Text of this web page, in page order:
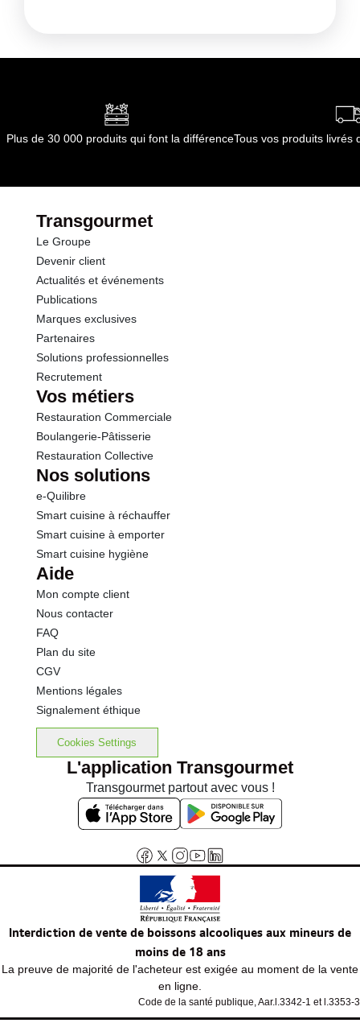
Plus de 30 000 produits qui font la différenceTous vos produits livrés
Transgourmet
Le Groupe
Devenir client
Actualités et événements
Publications
Marques exclusives
Partenaires
Solutions professionnelles
Recrutement
Vos métiers
Restauration Commerciale
Boulangerie-Pâtisserie
Restauration Collective
Nos solutions
e-Quilibre
Smart cuisine à réchauffer
Smart cuisine à emporter
Smart cuisine hygiène
Aide
Mon compte client
Nous contacter
FAQ
Plan du site
CGV
Mentions légales
Signalement éthique
Cookies Settings
L'application Transgourmet
Transgourmet partout avec vous !
Interdiction de vente de boissons alcooliques aux mineurs de
moins de 18 ans
La preuve de majorité de l'acheteur est exigée au moment de la vente
en ligne.
Code de la santé publique, Aar.l.3342-1 et l.3353-3